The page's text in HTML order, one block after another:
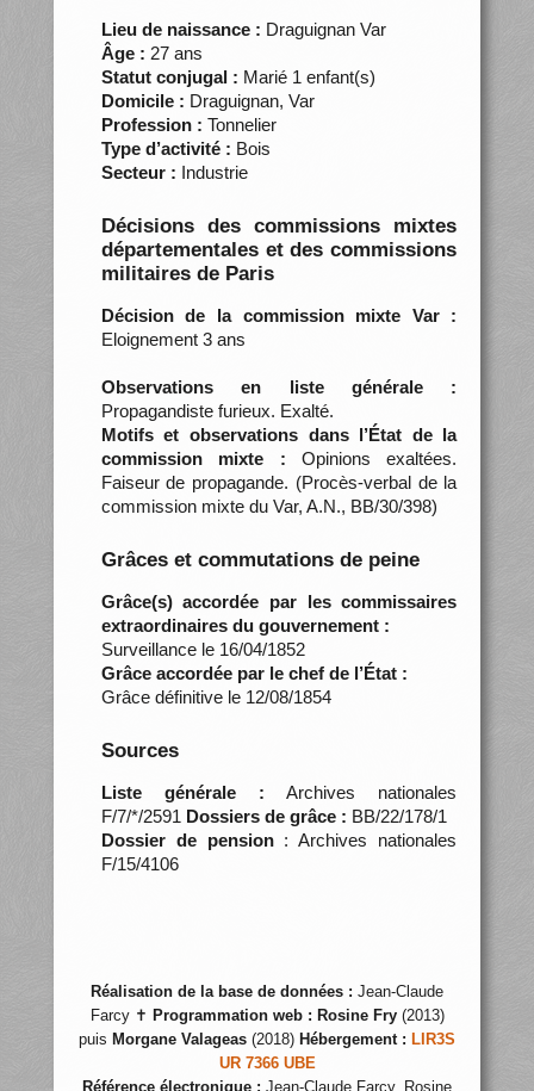
Lieu de naissance : Draguignan Var
Âge : 27 ans
Statut conjugal : Marié 1 enfant(s)
Domicile : Draguignan, Var
Profession : Tonnelier
Type d’activité : Bois
Secteur : Industrie
Décisions des commissions mixtes
départementales et des commissions
militaires de Paris
Décision de la commission mixte Var :
Eloignement 3 ans
Observations en liste générale :
Propagandiste furieux. Exalté.
Motifs et observations dans l’État de la
commission mixte : Opinions exaltées.
Faiseur de propagande. (Procès-verbal de la
commission mixte du Var, A.N., BB/30/398)
Grâces et commutations de peine
Grâce(s) accordée par les commissaires
extraordinaires du gouvernement :
Surveillance le 16/04/1852
Grâce accordée par le chef de l’État :
Grâce définitive le 12/08/1854
Sources
Liste générale : Archives nationales
F/7/*/2591 Dossiers de grâce : BB/22/178/1
Dossier de pension: Archives nationales
F/15/4106
Réalisation de la base de données : Jean-Claude
Farcy ✝ Programmation web : Rosine Fry(2013)
puis Morgane Valageas (2018) Hébergement : LIR3S
UR 7366 UBE
Référence électronique : Jean-Claude Farcy, Rosine